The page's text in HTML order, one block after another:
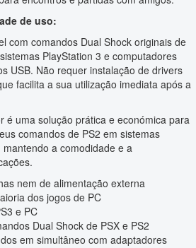
de uso:
com comandos Dual Shock originais de
PlayStation 3 e computadores
USB. Não requer instalação de drivers
facilita a sua utilização imediata após a
é uma solução prática e económica para
comandos de PS2 em sistemas
a comodidade e a
nem de alimentação externa
dos jogos de PC
e PC
Dual Shock de PSX e PS2
em simultâneo com adaptadores